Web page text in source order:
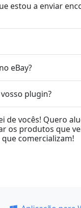
estou a enviar
eBay?
plugin?
de vocês! Quero
os produtos que
comercializam!